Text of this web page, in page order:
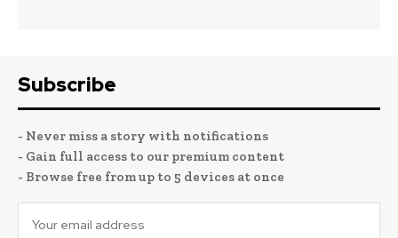
Subscribe
- Never miss a story with notifications
- Gain full access to our premium content
- Browse free from up to 5 devices at once